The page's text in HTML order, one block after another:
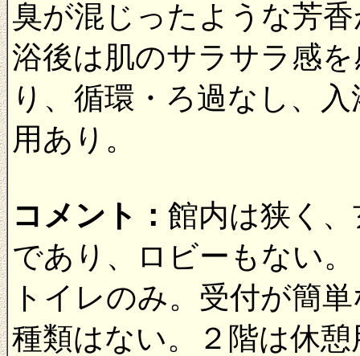
臭が混じったような芳
浴後は肌のサラサラ感
り、循環・ろ過なし、
用あり。
コメント： 館内は狭く
であり、ロビーもない
トイレのみ。受付が簡
種類はない。２階は休